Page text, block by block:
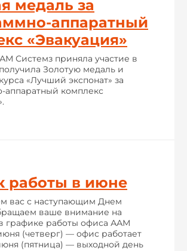
медаль за
аппаратный
«Эвакуация»
Системз приняла участие в
Золотую медаль и
«Лучший экспонат» за
аппаратный комплекс
работы в июне
вас с наступающим Днем
ваше внимание на
графике работы офиса ААМ
(четверг) — офис работает
(пятница) — выходной день